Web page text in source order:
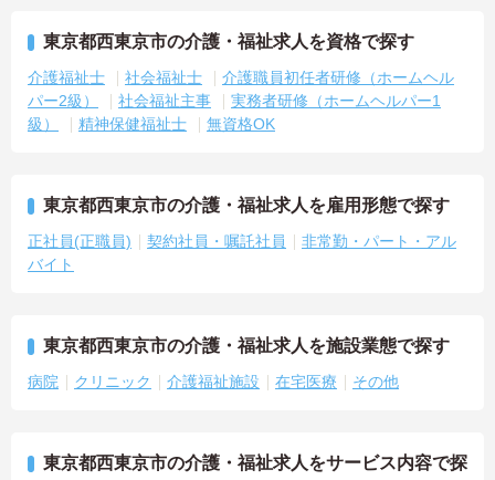
東京都西東京市の介護・福祉求人を資格で探す
介護福祉士 社会福祉士
介護職員初任者研修（ホームヘル
パー2級）
社会福祉主事
実務者研修（ホームヘルパー1
級）
精神保健福祉士 無資格OK
東京都西東京市の介護・福祉求人を雇用形態で探す
正社員(正職員) 契約社員・嘱託社員
非常勤・パート・アル
バイト
東京都西東京市の介護・福祉求人を施設業態で探す
病院 クリニック 介護福祉施設 在宅医療 その他
東京都西東京市の介護・福祉求人をサービス内容で探